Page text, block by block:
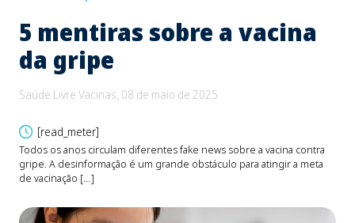
5 mentiras sobre a vacina
da gripe
Saúde Livre Vacinas, 08 de maio de 2025
[read_meter]
Todos os anos circulam diferentes fake news sobre a vacina contra
gripe. A desinformação é um grande obstáculo para atingir a meta
de vacinação […]